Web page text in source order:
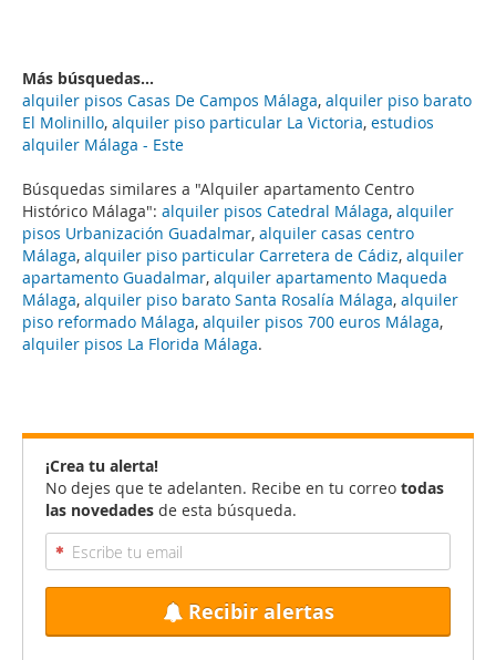
Búsquedas similares a "Alquiler apartamento Centro
Histórico Málaga": alquiler pisos Catedral Málaga, alquiler
pisos Urbanización Guadalmar, alquiler casas centro
Málaga, alquiler piso particular Carretera de Cádiz, alquiler
apartamento Guadalmar, alquiler apartamento Maqueda
Málaga, alquiler piso barato Santa Rosalía Málaga, alquiler
piso reformado Málaga, alquiler pisos 700 euros Málaga,
alquiler pisos La Florida Málaga.
Más búsquedas...
alquiler pisos Casas De Campos Málaga, alquiler piso barato
El Molinillo, alquiler piso particular La Victoria, estudios
alquiler Málaga - Este
¡Crea tu alerta!
No dejes que te adelanten. Recibe en tu correo todas
las novedades de esta búsqueda.
Recibir alertas